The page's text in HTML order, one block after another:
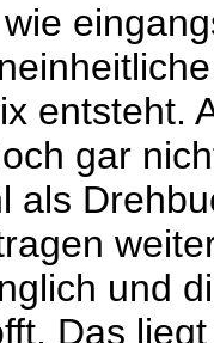
entsteht.
gar
als
und
Das